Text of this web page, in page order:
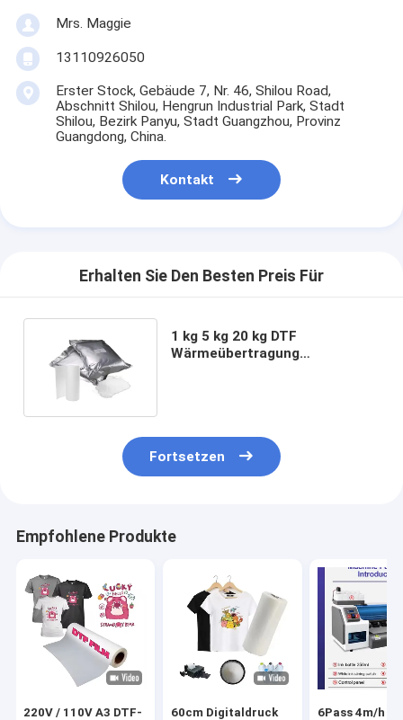
Mrs. Maggie
13110926050
Erster Stock, Gebäude 7, Nr. 46, Shilou Road,
Abschnitt Shilou, Hengrun Industrial Park, Stadt
Shilou, Bezirk Panyu, Stadt Guangzhou, Provinz
Guangdong, China.
Kontakt
Erhalten Sie Den Besten Preis Für
1 kg 5 kg 20 kg DTF
Wärmeübertragung
Fortsetzen
Empfohlene Produkte
220V / 110V A3 DTF-
60cm Digitaldruck
6Pass 4m/h